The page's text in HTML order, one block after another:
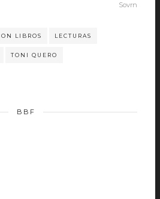
Sovrn
LIBROS LECTURAS
TONI QUERO
BBF